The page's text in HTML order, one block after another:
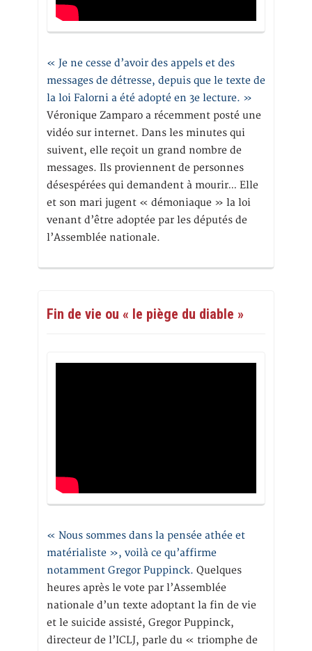
« Je ne cesse d’avoir des appels et des
messages de détresse, depuis que le texte de
la loi Falorni a été adopté en 3e lecture. »
Véronique Zamparo a récemment posté une
vidéo sur internet. Dans les minutes qui
suivent, elle reçoit un grand nombre de
messages. Ils proviennent de personnes
désespérées qui demandent à mourir… Elle
et son mari jugent « démoniaque » la loi
venant d’être adoptée par les députés de
l’Assemblée nationale.
Fin de vie ou « le piège du diable »
« Nous sommes dans la pensée athée et
matérialiste », voilà ce qu’affirme
notamment Gregor Puppinck. Quelques
heures après le vote par l’Assemblée
nationale d’un texte adoptant la fin de vie
et le suicide assisté, Gregor Puppinck,
directeur de l’ICLJ, parle du « triomphe de